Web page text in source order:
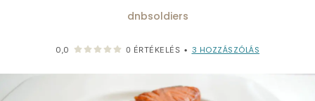
dnbsoldiers
0,0 0 ÉRTÉKELÉS • 3 HOZZÁSZÓLÁS